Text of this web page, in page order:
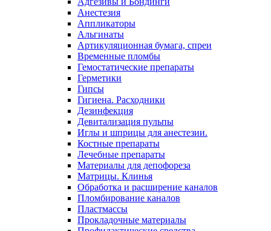
Анестезия
Аппликаторы
Альгинаты
Артикуляционная бумага, спреи
Временные пломбы
Гемостатические препараты
Герметики
Гипсы
Гигиена. Расходники
Дезинфекция
Девитализация пульпы
Иглы и шприцы для анестезии.
Костные препараты
Лечебные препараты
Материалы для депофореза
Матрицы. Клинья
Обработка и расширение каналов
Пломбирование каналов
Пластмассы
Прокладочные материалы